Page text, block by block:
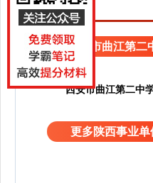
西安市曲江第二
西安市曲江第二中
更多陕西事业